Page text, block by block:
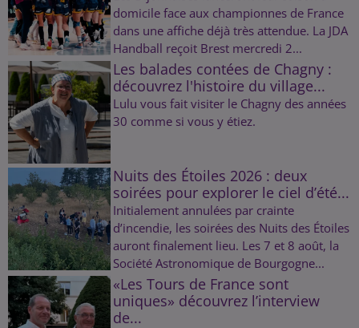
domicile face aux championnes de France
dans une affiche déjà très attendue. La JDA
Handball reçoit Brest mercredi 2...
Les balades contées de Chagny :
découvrez l'histoire du village...
Lulu vous fait visiter le Chagny des années
30 comme si vous y étiez.
Nuits des Étoiles 2026 : deux
soirées pour explorer le ciel d’été...
Initialement annulées par crainte
d’incendie, les soirées des Nuits des Étoiles
auront finalement lieu. Les 7 et 8 août, la
Société Astronomique de Bourgogne...
«Les Tours de France sont
uniques» découvrez l’interview
de...